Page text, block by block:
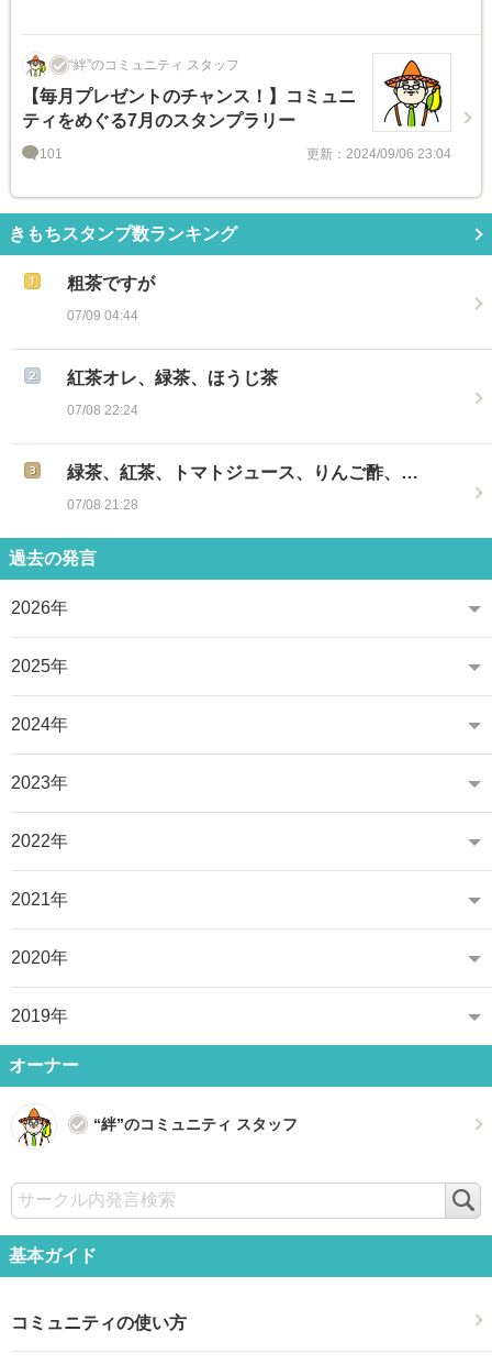
“絆”のコミュニティ スタッフ
【毎月プレゼントのチャンス！】コミュニ
ティをめぐる7月のスタンプラリー
101 更新：2024/09/06 23:04
きもちスタンプ数ランキング
粗茶ですが
07/09 04:44
紅茶オレ、緑茶、ほうじ茶
07/08 22:24
緑茶、紅茶、トマトジュース、りんご酢、…
07/08 21:28
過去の発言
2026年
2025年
2024年
2023年
2022年
2021年
2020年
2019年
オーナー
“絆”のコミュニティ スタッフ
基本ガイド
コミュニティの使い方